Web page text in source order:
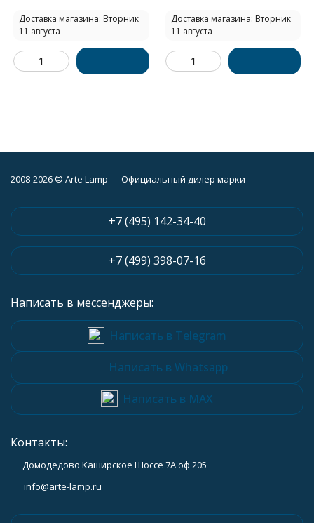
Доставка магазина: Вторник
11 августа
Доставка магазина: Вторник
11 августа
2008-2026 © Arte Lamp — Официальный дилер марки
+7 (495) 142-34-40
+7 (499) 398-07-16
Написать в мессенджеры:
Написать в Telegram
Написать в Whatsapp
Написать в MAX
Контакты:
Домодедово Каширское Шоссе 7А оф 205
info@arte-lamp.ru